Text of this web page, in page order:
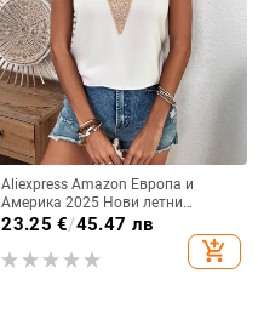
Aliexpress Amazon Европа и
Америка 2025 Нови летни
дантелени топове с V-образно
деколте, дамски, чистоцветни, без
ръкави
23.25 €/45.47 лв
add_shopping_cart